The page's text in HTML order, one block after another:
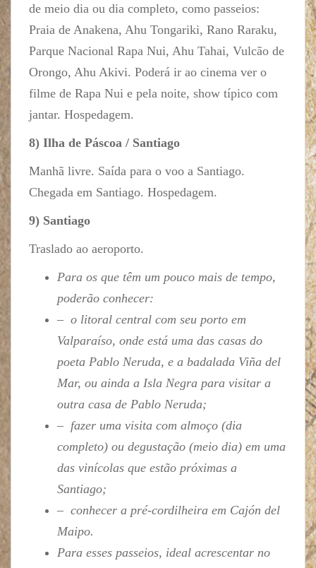
de meio dia ou dia completo, como passeios:
Praia de Anakena, Ahu Tongariki, Rano Raraku,
Parque Nacional Rapa Nui, Ahu Tahai, Vulcão de
Orongo, Ahu Akivi. Poderá ir ao cinema ver o
filme de Rapa Nui e pela noite, show típico com
jantar. Hospedagem.
8) Ilha de Páscoa / Santiago
Manhã livre. Saída para o voo a Santiago.
Chegada em Santiago. Hospedagem.
9) Santiago
Traslado ao aeroporto.
Para os que têm um pouco mais de tempo,
poderão conhecer:
– o litoral central com seu porto em
Valparaíso, onde está uma das casas do
poeta Pablo Neruda, e a badalada Viña del
Mar, ou ainda a Isla Negra para visitar a
outra casa de Pablo Neruda;
– fazer uma visita com almoço (dia
completo) ou degustação (meio dia) em uma
das vinícolas que estão próximas a
Santiago;
– conhecer a pré-cordilheira em Cajón del
Maipo.
Para esses passeios, ideal acrescentar no